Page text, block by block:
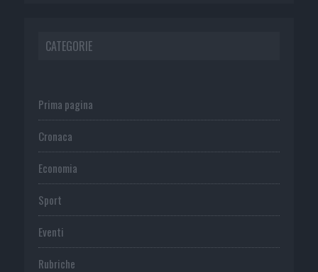
CATEGORIE
Prima pagina
Cronaca
Economia
Sport
Eventi
Rubriche